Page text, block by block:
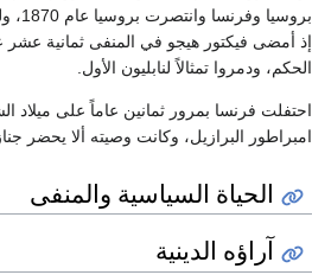
الحكم، ودمروا تمثالاً لنابليون الأول.‏
احتفلت فرنسا بمرور ثمانين عاماً على ميلاد
امبراطور البرازيل، وكانت وصيته ألا يحضر جنازته كاهن وتوفي عام
الحياة السياسية والمنفى
آراؤه الدينية